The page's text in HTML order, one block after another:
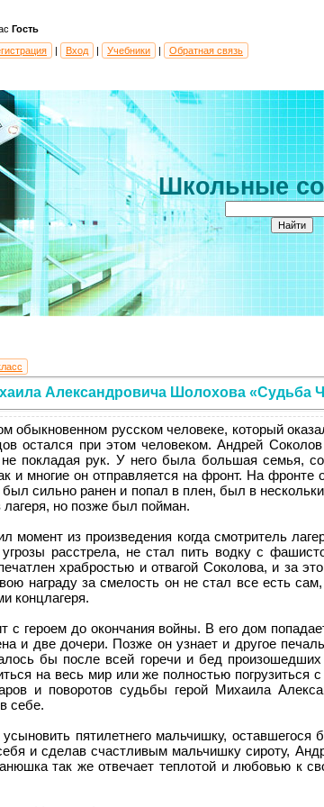
Гость
| Вход | Учебники | Обратная связь
Школьные
Александровича Шолохова «Судьба
обыкновенном русском человеке, который
остался при этом человеком. Андрей
покладая рук. У него была большая семья,
и многие он отправляется на фронт. На фронте
сильно ранен и попал в плен, был в
но позже был пойман.
момент из произведения когда смотритель
расстрела, не стал пить водку с
храбростью и отвагой Соколова, и за
награду за смелость он не стал все есть
концлагеря.
с героем до окончания войны. В его дом
и две дочери. Позже он узнает и другое
бы после всей горечи и бед
на весь мир или же полностью погрузиться
и поворотов судьбы герой Михаила
себе.
пятилетнего мальчишку, оставшегося
и сделав счастливым мальчишку сироту,
так же отвечает теплотой и любовью к